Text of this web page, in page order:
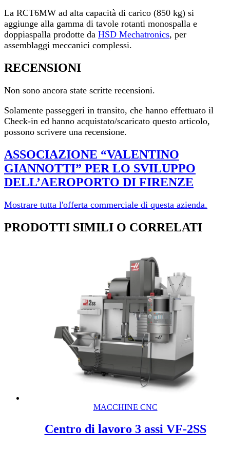
La RCT6MW ad alta capacità di carico (850 kg) si
aggiunge alla gamma di tavole rotanti monospalla e
doppiaspalla prodotte da HSD Mechatronics, per
assemblaggi meccanici complessi.
RECENSIONI
Non sono ancora state scritte recensioni.
Solamente passeggeri in transito, che hanno effettuato il
Check-in ed hanno acquistato/scaricato questo articolo,
possono scrivere una recensione.
ASSOCIAZIONE “VALENTINO
GIANNOTTI” PER LO SVILUPPO
DELL’AEROPORTO DI FI­RENZE
Mostrare tutta l'offerta commerciale di questa azienda.
PRODOTTI SIMILI O CORRELATI
MACCHINE CNC
Centro di lavoro 3 assi VF-2SS